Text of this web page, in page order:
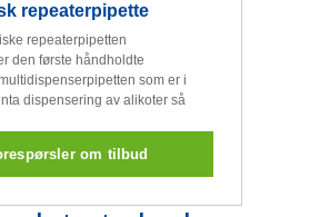
repeaterpipette
repeaterpipetten
den første håndholdte
som er i
dispensering av alikoter så
om tilbud